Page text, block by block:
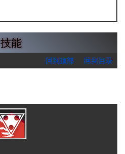
技能
回到顶部 回到目录